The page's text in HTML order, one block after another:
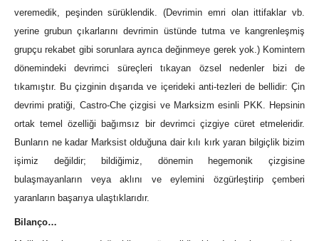
veremedik, peşinden sürüklendik. (Devrimin emri olan ittifaklar vb.
yerine grubun çıkarlarını devrimin üstünde tutma ve kangrenleşmiş
grupçu rekabet gibi sorunlara ayrıca değinmeye gerek yok.) Komintern
dönemindeki devrimci süreçleri tıkayan özsel nedenler bizi de
tıkamıştır. Bu çizginin dışarıda ve içerideki anti-tezleri de bellidir: Çin
devrimi pratiği, Castro-Che çizgisi ve Marksizm esinli PKK. Hepsinin
ortak temel özelliği bağımsız bir devrimci çizgiye cüret etmeleridir.
Bunların ne kadar Marksist olduğuna dair kılı kırk yaran bilgiçlik bizim
işimiz değildir; bildiğimiz, dönemin hegemonik çizgisine
bulaşmayanların veya aklını ve eylemini özgürleştirip çemberi
yaranların başarıya ulaştıklarıdır.
Bilanço…